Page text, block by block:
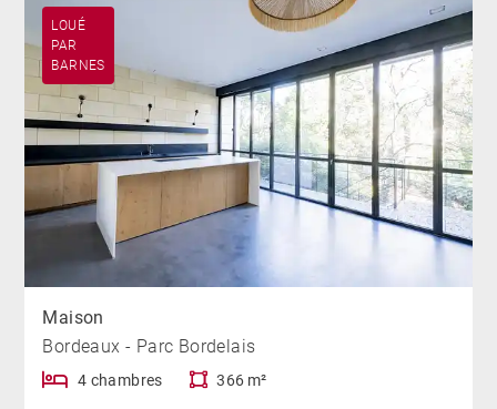
LOUÉ
PAR
BARNES
Maison
Bordeaux - Parc Bordelais
4 chambres 366 m²